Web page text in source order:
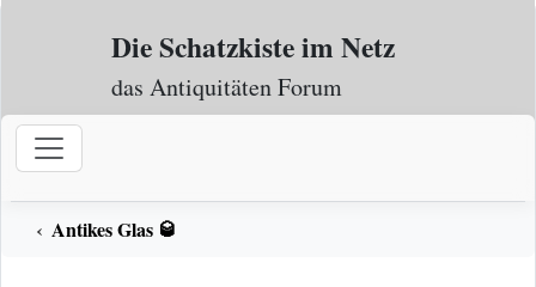
Zum Inhalt
Die Schatzkiste im Netz
das Antiquitäten Forum
Antikes Glas 🥃